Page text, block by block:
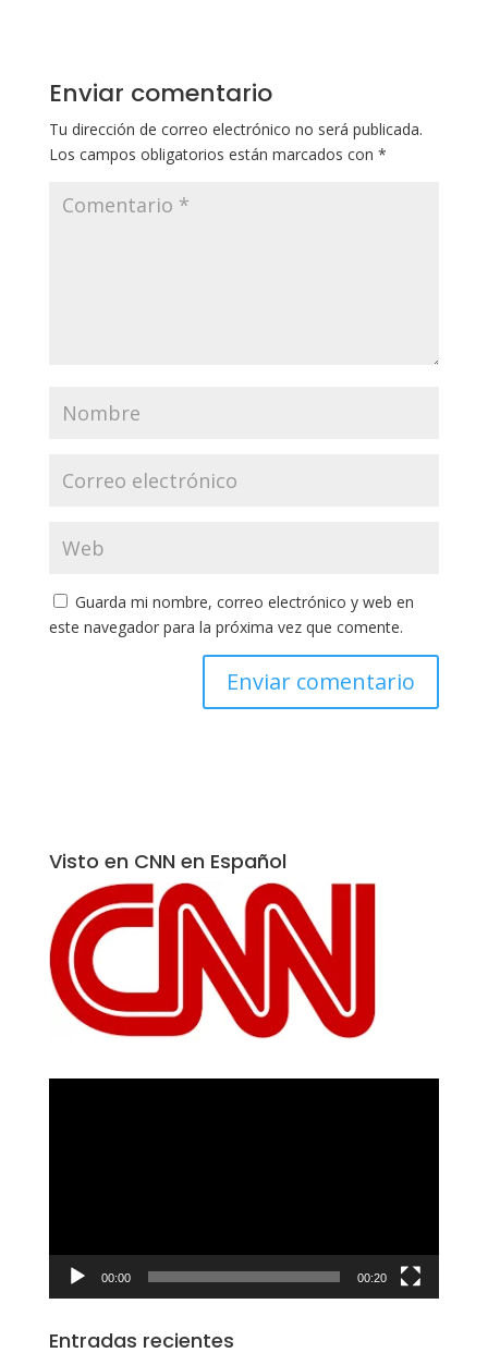
Enviar comentario
Tu dirección de correo electrónico no será publicada.
Los campos obligatorios están marcados con *
Guarda mi nombre, correo electrónico y web en
este navegador para la próxima vez que comente.
Visto en CNN en Español
00:00 00:20
Entradas recientes